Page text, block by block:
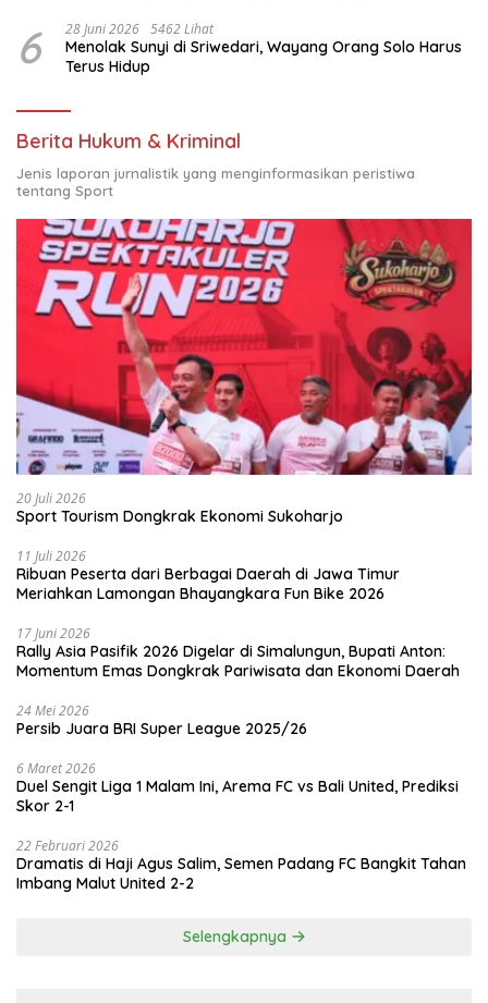
6 28 Juni 2026 5462 Lihat
Menolak Sunyi di Sriwedari, Wayang Orang Solo Harus
Terus Hidup
Berita Hukum & Kriminal
Jenis laporan jurnalistik yang menginformasikan peristiwa
tentang Sport
20 Juli 2026
Sport Tourism Dongkrak Ekonomi Sukoharjo
11 Juli 2026
Ribuan Peserta dari Berbagai Daerah di Jawa Timur
Meriahkan Lamongan Bhayangkara Fun Bike 2026
17 Juni 2026
Rally Asia Pasifik 2026 Digelar di Simalungun, Bupati Anton:
Momentum Emas Dongkrak Pariwisata dan Ekonomi Daerah
24 Mei 2026
Persib Juara BRI Super League 2025/26
6 Maret 2026
Duel Sengit Liga 1 Malam Ini, Arema FC vs Bali United, Prediksi
Skor 2-1
22 Februari 2026
Dramatis di Haji Agus Salim, Semen Padang FC Bangkit Tahan
Imbang Malut United 2-2
Selengkapnya